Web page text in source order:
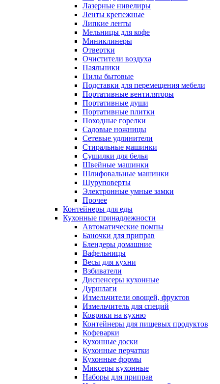
Лазерные нивелиры
Ленты крепежные
Липкие ленты
Мельницы для кофе
Миниклинеры
Отвертки
Очистители воздуха
Паяльники
Пилы бытовые
Подставки для перемещения мебели
Портативные вентиляторы
Портативные души
Портативные плитки
Походные горелки
Садовые ножницы
Сетевые удлинители
Стиральные машинки
Сушилки для белья
Швейные машинки
Шлифовальные машинки
Шуруповерты
Электронные умные замки
Прочее
Контейнеры для еды
Кухонные принадлежности
Автоматические помпы
Баночки для приправ
Блендеры домашние
Вафельницы
Весы для кухни
Взбиватели
Диспенсеры кухонные
Дуршлаги
Измельчители овощей, фруктов
Измельчитель для специй
Коврики на кухню
Контейнеры для пищевых продуктов
Кофеварки
Кухонные доски
Кухонные перчатки
Кухонные формы
Миксеры кухонные
Наборы для приправ